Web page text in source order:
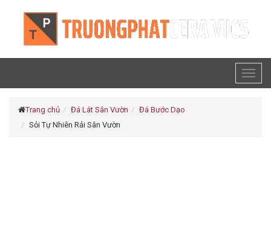
Trang chủ Đá Lát Sân Vườn
Đá Bước Dạo
Sỏi Tự Nhiên Rải Sân Vườn